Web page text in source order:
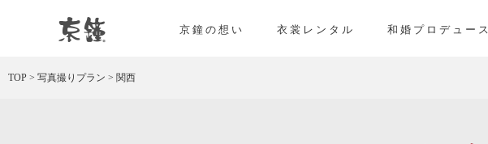
京都・東京で和装、和婚プロデュースなら「京鐘」
京鐘の想い 衣裳レンタル 和婚プロデュース
TOP > 写真撮りプラン > 関西